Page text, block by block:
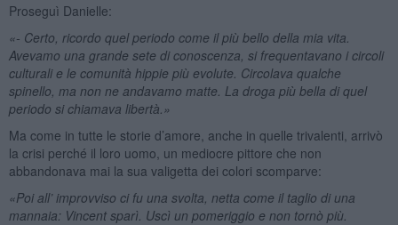
Proseguì Danielle:
«- Certo, ricordo quel periodo come il più bello della mia vita.
Avevamo una grande sete di conoscenza, si frequentavano i circoli
culturali e le comunità hippie più evolute. Circolava qualche
spinello, ma non ne andavamo matte. La droga più bella di quel
periodo si chiamava libertà.»
Ma come in tutte le storie d’amore, anche in quelle trivalenti, arrivò
la crisi perché il loro uomo, un mediocre pittore che non
abbandonava mai la sua valigetta dei colori scomparve:
«Poi all’ improvviso ci fu una svolta, netta come il taglio di una
mannaia: Vincent sparì. Uscì un pomeriggio e non tornò più.